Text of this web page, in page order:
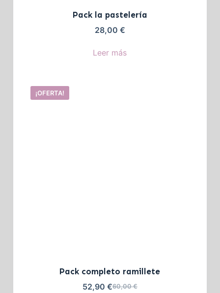
Pack la pastelería
28,00 €
Leer más
¡OFERTA!
Pack completo ramillete
60,00€
52,90 €